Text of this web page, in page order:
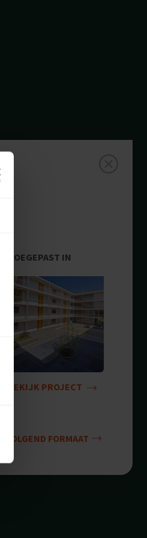
TOEGEPAST IN
BEKIJK PROJECT
VOLGEND FORMAAT